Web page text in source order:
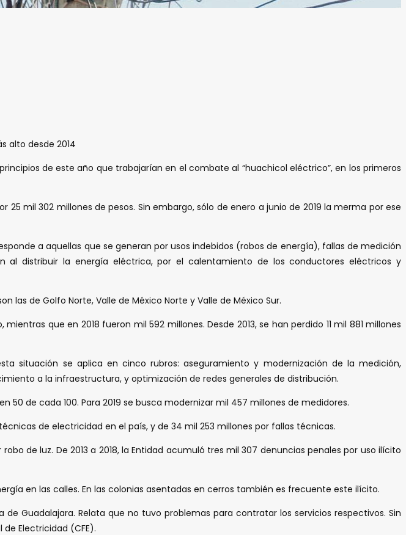
alto desde 2014
de este año que trabajarían en el combate al “huachicol eléctrico”, en los primeros
mil 302 millones de pesos. Sin embargo, sólo de enero a junio de 2019 la merma por ese
a aquellas que se generan por usos indebidos (robos de energía), fallas de medición
distribuir la energía eléctrica, por el calentamiento de los conductores eléctricos y
las de Golfo Norte, Valle de México Norte y Valle de México Sur.
que en 2018 fueron mil 592 millones. Desde 2013, se han perdido 11 mil 881 millones
situación se aplica en cinco rubros: aseguramiento y modernización de la medición,
a la infraestructura, y optimización de redes generales de distribución.
50 de cada 100. Para 2019 se busca modernizar mil 457 millones de medidores.
de electricidad en el país, y de 34 mil 253 millones por fallas técnicas.
de luz. De 2013 a 2018, la Entidad acumuló tres mil 307 denuncias penales por uso ilícito
en las calles. En las colonias asentadas en cerros también es frecuente este ilícito.
Guadalajara. Relata que no tuvo problemas para contratar los servicios respectivos. Sin
Electricidad (CFE).